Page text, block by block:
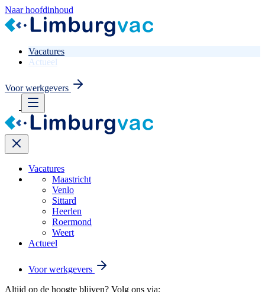
Naar hoofdinhoud
Vacatures
Actueel
Voor werkgevers
Vacatures
Maastricht
Venlo
Sittard
Heerlen
Roermond
Weert
Actueel
Voor werkgevers
Altijd op de hoogte blijven? Volg ons via: